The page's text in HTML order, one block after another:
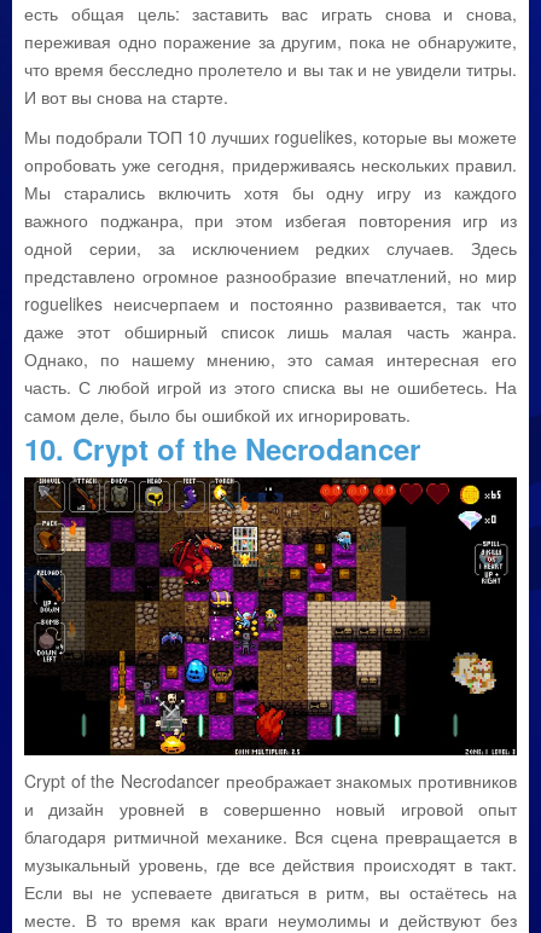
есть общая цель: заставить вас играть снова и снова,
переживая одно поражение за другим, пока не обнаружите,
что время бесследно пролетело и вы так и не увидели титры.
И вот вы снова на старте.
Мы подобрали ТОП 10 лучших roguelikes, которые вы можете
опробовать уже сегодня, придерживаясь нескольких правил.
Мы старались включить хотя бы одну игру из каждого
важного поджанра, при этом избегая повторения игр из
одной серии, за исключением редких случаев. Здесь
представлено огромное разнообразие впечатлений, но мир
roguelikes неисчерпаем и постоянно развивается, так что
даже этот обширный список лишь малая часть жанра.
Однако, по нашему мнению, это самая интересная его
часть. С любой игрой из этого списка вы не ошибетесь. На
самом деле, было бы ошибкой их игнорировать.
10. Crypt of the Necrodancer
Crypt of the Necrodancer преображает знакомых противников
и дизайн уровней в совершенно новый игровой опыт
благодаря ритмичной механике. Вся сцена превращается в
музыкальный уровень, где все действия происходят в такт.
Если вы не успеваете двигаться в ритм, вы остаётесь на
месте. В то время как враги неумолимы и действуют без